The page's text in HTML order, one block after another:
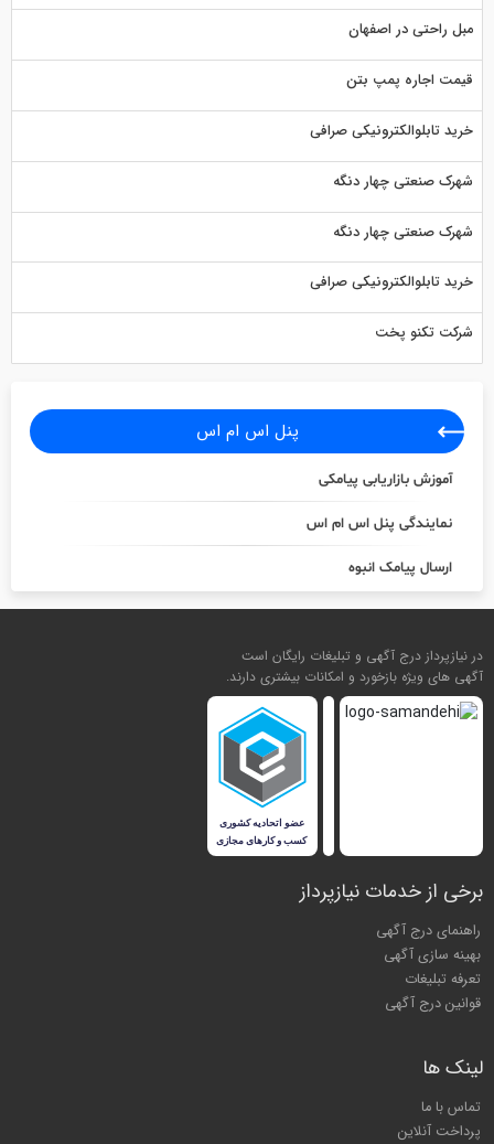
مبل راحتی در اصفهان
قیمت اجاره پمپ بتن
خرید تابلوالکترونیکی صرافی
شهرک صنعتی چهار دنگه
شهرک صنعتی چهار دنگه
خرید تابلوالکترونیکی صرافی
شرکت تکنو پخت
پنل اس ام اس
آموزش بازاریابی پیامکی
نمایندگی پنل اس ام اس
ارسال پیامک انبوه
در نیازپرداز درج آگهی و تبلیغات رایگان است
آگهی های ویژه بازخورد و امکانات بیشتری دارند.
برخی از خدمات نیازپرداز
راهنمای درج آگهی
بهینه سازی آگهی
تعرفه تبلیغات
قوانین درج آگهی
لینک ها
تماس با ما
پرداخت آنلاین